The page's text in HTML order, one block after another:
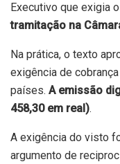
Executivo que exigia
tramitação na
Na prática, o texto
exigência de
países. A emissão
458,30 em real).
A exigência do visto
argumento de